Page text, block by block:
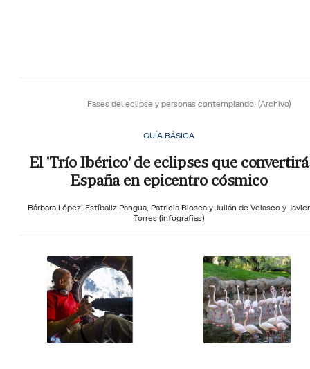
Fases del eclipse y personas contemplando. (Archivo)
GUÍA BÁSICA
El 'Trío Ibérico' de eclipses que convertirá
España en epicentro cósmico
Bárbara López, Estíbaliz Pangua, Patricia Biosca y Julián de Velasco y Javier
Torres (infografías)